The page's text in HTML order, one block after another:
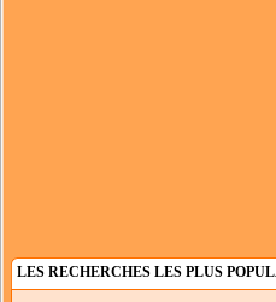
LES RECHERCHES LES PLUS